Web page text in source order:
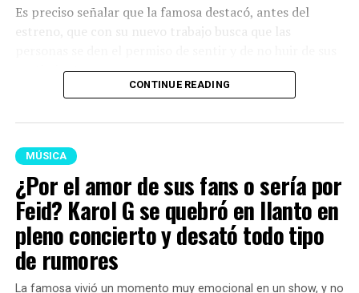
Es preciso señalar que la famosa destacó, antes del
estreno, que con su nuevo trabajo busca que las
sentimientos.
Lee también: ¡Por supuestos privilegios! Epa
Colombia fue trasladada a cárcel de Ibagué por
orden de Abelardo De La Espriella
Por otro lado, es importante señalar que hubo tres
canciones que causaron gran sorpresa, pues son
colaboraciones con grandes artistas internacionales.
Está ‘Ahí’, un featuring con Drake; ‘Still’, con Bruno
Mars; y ‘Bby Wow’, con Judeline.
Estos temas han
acaparado toda la atención de los fans de ‘La Bichota’.
CONTINUE READING
MÚSICA
¿Por el amor de sus fans o sería por
Feid? Karol G se quebró en llanto en
pleno concierto y desató todo tipo
de rumores
La famosa vivió un momento muy emocional en un show, y no